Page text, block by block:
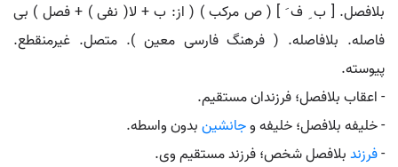
بلافصل. [ ب ِ ف َ ] ( ص مرکب ) ( از: ب + لا( نفی ) + فصل ) بی
فاصله. بلافاصله. ( فرهنگ فارسی معین ). متصل. غیرمنقطع.
پیوسته.
- اعقاب بلافصل؛ فرزندان مستقیم.
- خلیفه بلافصل؛ خلیفه وجانشینبدون واسطه.
-فرزندبلافصل شخص؛ فرزند مستقیم وی.